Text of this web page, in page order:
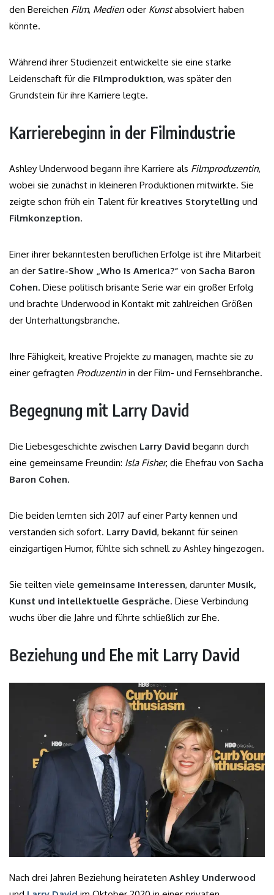
den Bereichen Film, Medien oder Kunstabsolviert haben
könnte.
Während ihrer Studienzeit entwickelte sie eine starke
Leidenschaft für die Filmproduktion, was später den
Grundstein für ihre Karriere legte.
Karrierebeginn in der Filmindustrie
Ashley Underwood begann ihre Karriere als Filmproduzentin,
wobei sie zunächst in kleineren Produktionen mitwirkte. Sie
zeigte schon früh ein Talent für kreatives Storytelling und
Filmkonzeption.
Einer ihrer bekanntesten beruflichen Erfolge ist ihre Mitarbeit
an der Satire-Show „Who Is America?“ von Sacha Baron
Cohen. Diese politisch brisante Serie war ein großer Erfolg
und brachte Underwood in Kontakt mit zahlreichen Größen
der Unterhaltungsbranche.
Ihre Fähigkeit, kreative Projekte zu managen, machte sie zu
einer gefragten Produzentin in der Film- und Fernsehbranche.
Begegnung mit Larry David
Die Liebesgeschichte zwischen Larry David begann durch
eine gemeinsame Freundin: Isla Fisher, die Ehefrau von Sacha
Baron Cohen.
Die beiden lernten sich 2017 auf einer Party kennen und
verstanden sich sofort. Larry David, bekannt für seinen
einzigartigen Humor, fühlte sich schnell zu Ashley hingezogen.
Sie teilten viele gemeinsame Interessen, darunter Musik,
Kunst und intellektuelle Gespräche. Diese Verbindung
wuchs über die Jahre und führte schließlich zur Ehe.
Beziehung und Ehe mit Larry David
Nach drei Jahren Beziehung heirateten Ashley Underwood